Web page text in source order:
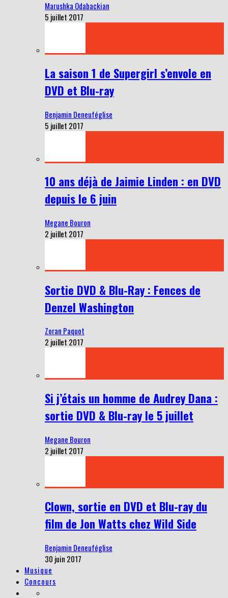
Marushka Odabackian
5 juillet 2017
La saison 1 de Supergirl s’envole en
DVD et Blu-ray
Benjamin Deneuféglise
5 juillet 2017
10 ans déjà de Jaimie Linden : en DVD
depuis le 6 juin
Megane Bouron
2 juillet 2017
Sortie DVD & Blu-Ray : Fences de
Denzel Washington
Zoran Paquot
2 juillet 2017
Si j’étais un homme de Audrey Dana :
sortie DVD & Blu-ray le 5 juillet
Megane Bouron
2 juillet 2017
Clown, sortie en DVD et Blu-ray du
film de Jon Watts chez Wild Side
Benjamin Deneuféglise
30 juin 2017
Musique
Concours